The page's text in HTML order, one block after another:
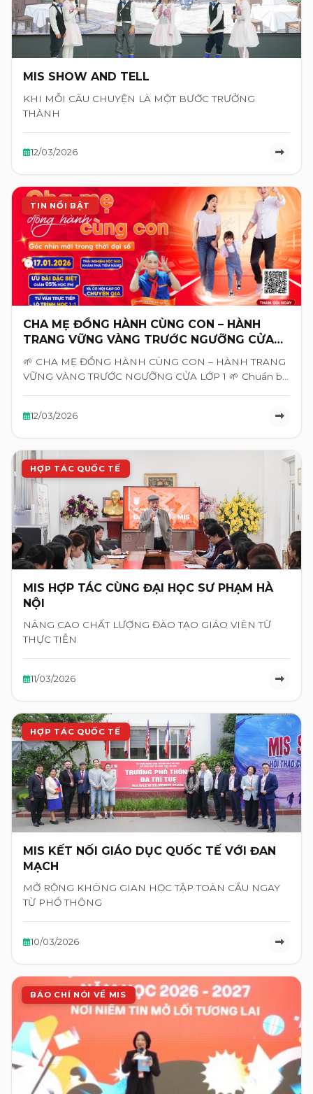
MIS SHOW AND TELL
KHI MỖI CÂU CHUYỆN LÀ MỘT BƯỚC TRƯỞNG
THÀNH
12/03/2026
TIN NỔI BẬT
CHA MẸ ĐỒNG HÀNH CÙNG CON – HÀNH
TRANG VỮNG VÀNG TRƯỚC NGƯỠNG CỬA
LỚP 1
🌱 CHA MẸ ĐỒNG HÀNH CÙNG CON – HÀNH TRANG
VỮNG VÀNG TRƯỚC NGƯỠNG CỬA LỚP 1 🌱 Chuẩn bị
12/03/2026
HỢP TÁC QUỐC TẾ
MIS HỢP TÁC CÙNG ĐẠI HỌC SƯ PHẠM HÀ
NỘI
NÂNG CAO CHẤT LƯỢNG ĐÀO TẠO GIÁO VIÊN TỪ
THỰC TIỄN
11/03/2026
HỢP TÁC QUỐC TẾ
MIS KẾT NỐI GIÁO DỤC QUỐC TẾ VỚI ĐAN
MẠCH
MỞ RỘNG KHÔNG GIAN HỌC TẬP TOÀN CẦU NGAY
TỪ PHỔ THÔNG
10/03/2026
BÁO CHÍ NÓI VỀ MIS